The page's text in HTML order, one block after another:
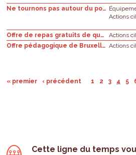
Ne tournons pas autour du pot - Ecoles secondaires
Actions
Offre de repas gratuits de qualité nutritionnelle à base de produits locaux Actions
Offre pédagogique de Bruxelles Environnement : Projet de classe Actions
« premier ‹ précédent 1 2 3 4 5
Cette ligne du temps